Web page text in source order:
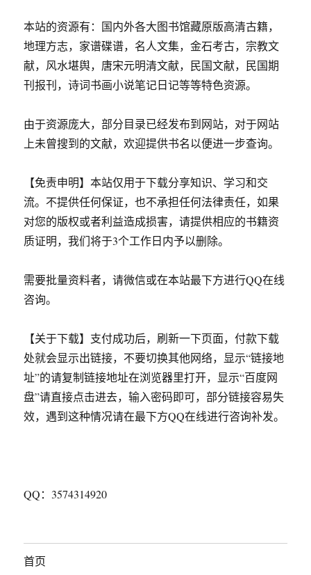
本站的资源有：国内外各大图书馆藏原版高清古籍，
地理方志，家谱碟谱，名人文集，金石考古，宗教文
献，风水堪舆，唐宋元明清文献，民国文献，民国期
刊报刊，诗词书画小说笔记日记等等特色资源。
由于资源庞大，部分目录已经发布到网站，对于网站
上未曾搜到的文献，欢迎提供书名以便进一步查询。
【免责申明】本站仅用于下载分享知识、学习和交
流。不提供任何保证，也不承担任何法律责任，如果
对您的版权或者利益造成损害，请提供相应的书籍资
质证明，我们将于3个工作日内予以删除。
需要批量资料者，请微信或在本站最下方进行QQ在线
咨询。
【关于下载】支付成功后，刷新一下页面，付款下载
处就会显示出链接，不要切换其他网络，显示“链接地
址”的请复制链接地址在浏览器里打开，显示“百度网
盘”请直接点击进去，输入密码即可，部分链接容易失
效，遇到这种情况请在最下方QQ在线进行咨询补发。
QQ：3574314920
首页